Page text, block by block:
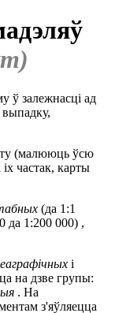
ў залежнасці ад
(малююць ўсю
частак, карты
(да 1:1
да 1:200 000) ,
і
на дзве групы:
. На
з'яўляецца